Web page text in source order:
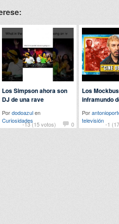
-13 (15 votos)
0
Los Simpson ahora son
DJ de una rave
Pordodoazulen
Curiosidades
-1
Los
inframundo
Por
televisión